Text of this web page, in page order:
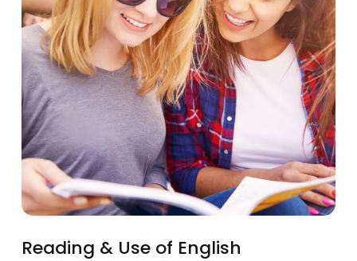
Reading & Use of English